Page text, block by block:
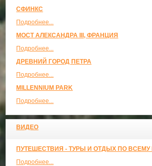
СФИНКС
Подробнее...
МОСТ АЛЕКСАНДРА III, ФРАНЦИЯ
Подробнее...
ДРЕВНИЙ ГОРОД ПЕТРА
Подробнее...
MILLENNIUM PARK
Подробнее...
ВИДЕО
ПУТЕШЕСТВИЯ - ТУРЫ И ОТДЫХ ПО ВСЕМУ
Подробнее...